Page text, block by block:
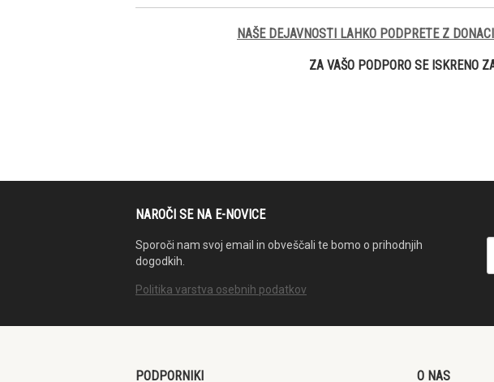
NAŠE DEJAVNOSTI LAHKO PODPRETE Z
ZA VAŠO PODPORO SE ISKRENO
NAROČI SE NA E-NOVICE
Sporoči nam svoj email in obveščali te bomo o prihodnjih
dogodkih.
Politika varstva osebnih podatkov
PODPORNIKI O NAS